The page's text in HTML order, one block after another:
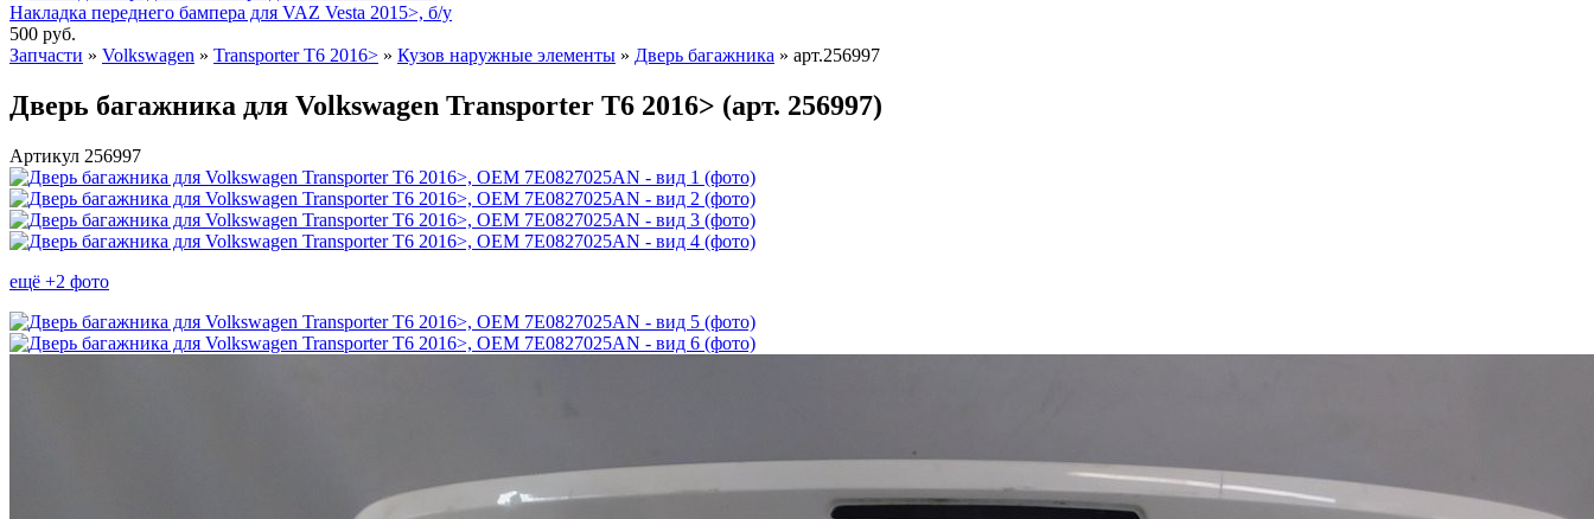
Накладка переднего бампера для VAZ Vesta 2015>, б/у
500 руб.
Запчасти » Volkswagen » Transporter T6 2016> » Кузов наружные элементы » Дверь багажника » арт.256997
Дверь багажника для Volkswagen Transporter T6 2016> (арт. 256997)
Артикул 256997
ещё +2 фото